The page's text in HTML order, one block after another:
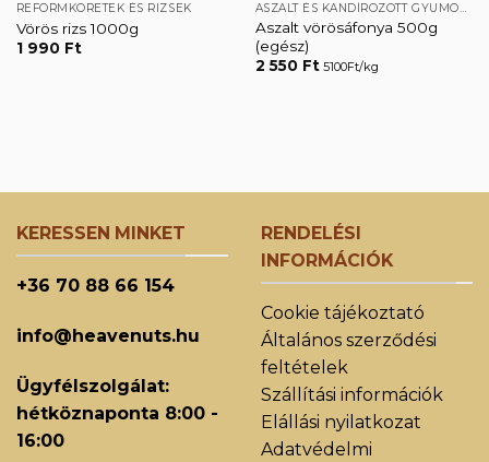
REFORMKÖRETEK ÉS RIZSEK
Vörös rizs 1000g
1 990 Ft
ASZALT ÉS KANDÍROZOTT GYÜMÖLCSÖK
Aszalt vörösáfonya 500g
(egész)
2 550 Ft5100Ft/kg
KERESSEN MINKET
+36 70 88 66 154
info@heavenuts.hu
Ügyfélszolgálat:
hétköznaponta 8:00 -
16:00
RENDELÉSI
INFORMÁCIÓK
Cookie tájékoztató
Általános szerződési
feltételek
Szállítási információk
Elállási nyilatkozat
Adatvédelmi